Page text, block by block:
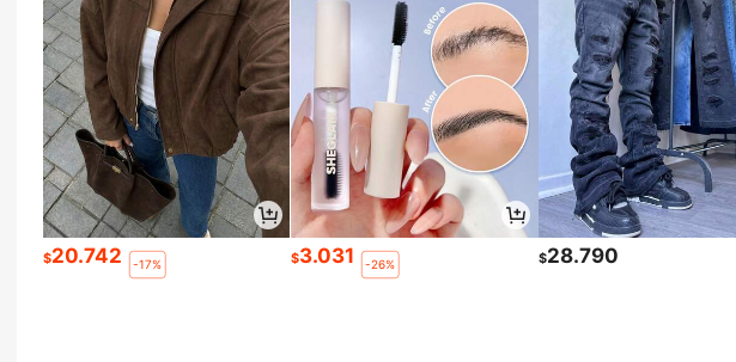
$20.742 -17% $3.031 -26% $28.790